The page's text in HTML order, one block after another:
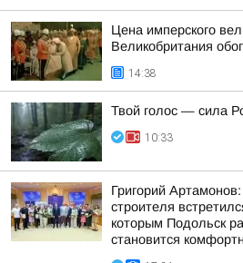
Цена имперского
Великобритания
14:38
Твой голос — сила
10:33
Григорий
строителя
которым Подольск
становится